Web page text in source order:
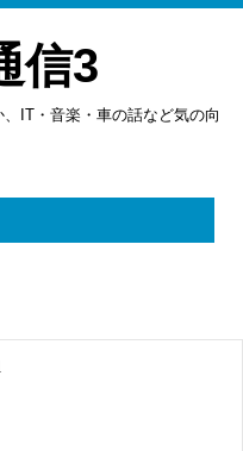
信3
IT・音楽・車の話など気の向